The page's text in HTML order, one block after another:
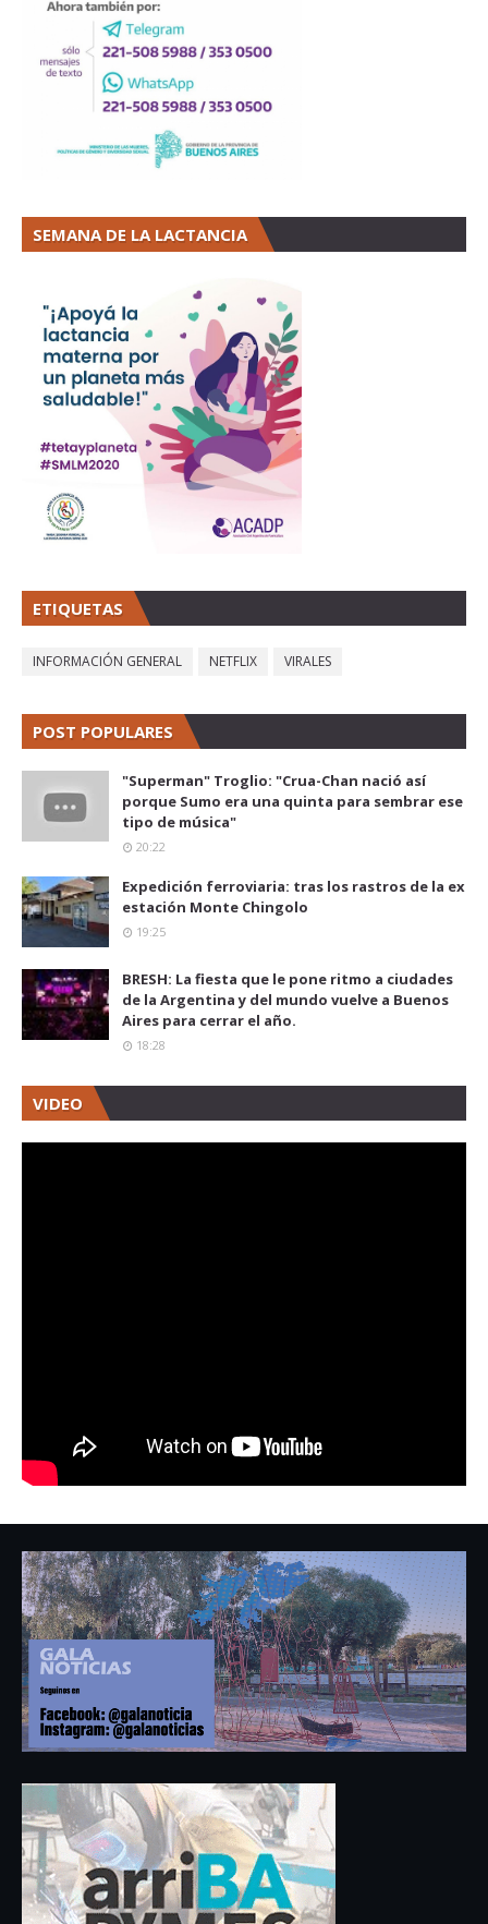
SEMANA DE LA LACTANCIA
ETIQUETAS
INFORMACIÓN GENERAL NETFLIX VIRALES
POST POPULARES
"Superman" Troglio: "Crua-Chan nació así
porque Sumo era una quinta para sembrar ese
tipo de música"
20:22
Expedición ferroviaria: tras los rastros de la ex
estación Monte Chingolo
19:25
BRESH: La fiesta que le pone ritmo a ciudades
de la Argentina y del mundo vuelve a Buenos
Aires para cerrar el año.
18:28
VIDEO